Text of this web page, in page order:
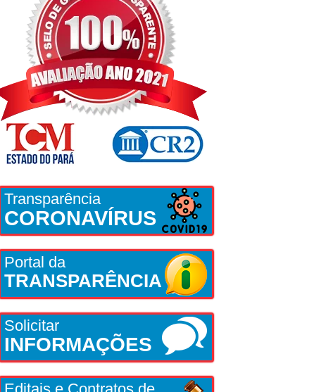
Transparência
CORONAVÍRUS
Portal da
TRANSPARÊNCIA
Solicitar
INFORMAÇÕES